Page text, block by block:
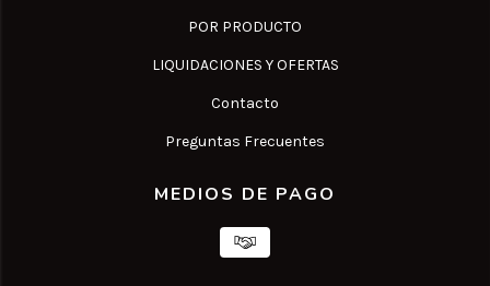
POR PRODUCTO
LIQUIDACIONES Y OFERTAS
Contacto
Preguntas Frecuentes
MEDIOS DE PAGO